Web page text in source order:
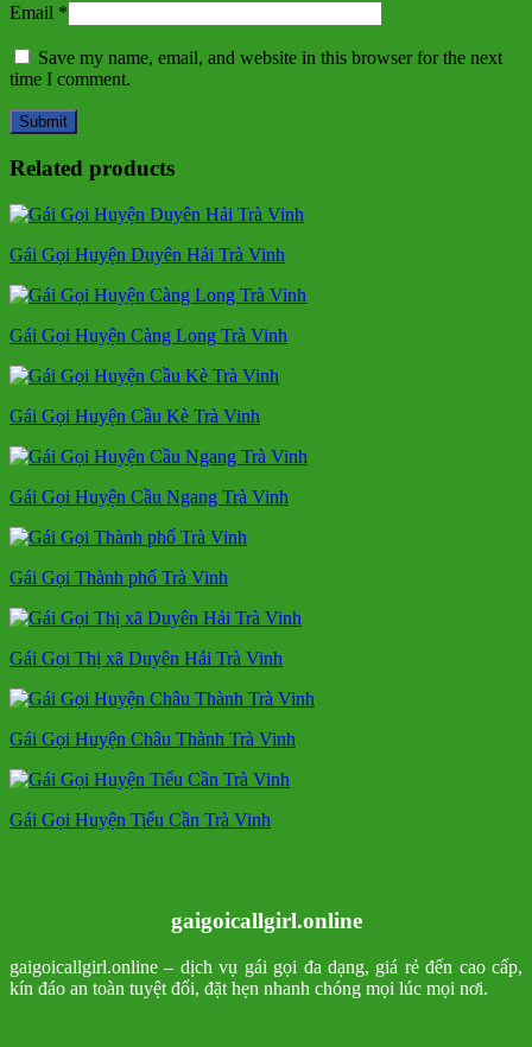
Email *
Save my name, email, and website in this browser for the next
time I comment.
Related products
Gái Gọi Huyện Duyên Hải Trà Vinh
Gái Gọi Huyện Càng Long Trà Vinh
Gái Gọi Huyện Cầu Kè Trà Vinh
Gái Gọi Huyện Cầu Ngang Trà Vinh
Gái Gọi Thành phố Trà Vinh
Gái Gọi Thị xã Duyên Hải Trà Vinh
Gái Gọi Huyện Châu Thành Trà Vinh
Gái Gọi Huyện Tiểu Cần Trà Vinh
gaigoicallgirl.online
gaigoicallgirl.online – dịch vụ gái gọi đa dạng, giá rẻ đến cao cấp,
kín đáo an toàn tuyệt đối, đặt hẹn nhanh chóng mọi lúc mọi nơi.